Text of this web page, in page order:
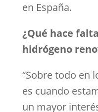
en España.
¿Qué hace
hidrógeno
“Sobre todo en
es cuando
un mayor